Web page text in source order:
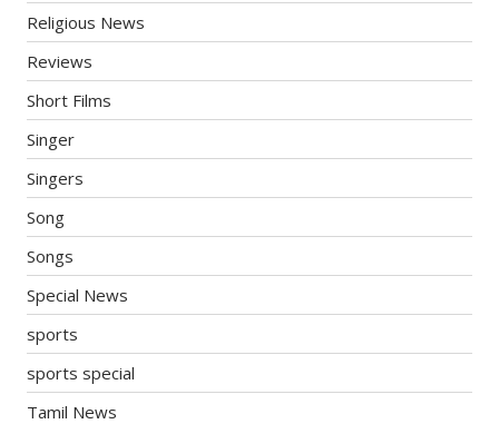
Religious News
Reviews
Short Films
Singer
Singers
Song
Songs
Special News
sports
sports special
Tamil News